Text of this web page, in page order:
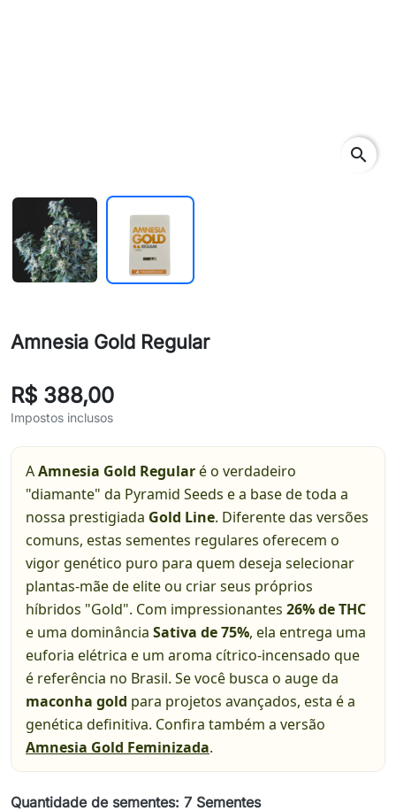
search
Amnesia Gold Regular
R$ 388,00
Impostos inclusos
AAmnesia Gold Regularé o verdadeiro
"diamante" da Pyramid Seeds e a base de toda a
nossa prestigiada Gold Line. Diferente das versões
comuns, estas sementes regulares oferecem o
vigor genético puro para quem deseja selecionar
plantas-mãe de elite ou criar seus próprios
híbridos "Gold". Com impressionantes 26% de THC
e uma dominância Sativa de 75%, ela entrega uma
euforia elétrica e um aroma cítrico-incensado que
é referência no Brasil. Se você busca o auge da
maconha gold para projetos avançados, esta é a
genética definitiva. Confira também a versão
Amnesia Gold Feminizada.
Quantidade de sementes: 7 Sementes